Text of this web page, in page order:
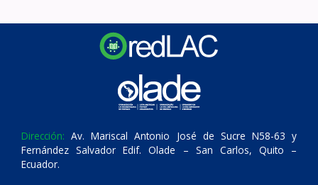
Dirección: Av. Mariscal Antonio José de Sucre N58-63 y
Fernández Salvador Edif. Olade – San Carlos, Quito –
Ecuador.